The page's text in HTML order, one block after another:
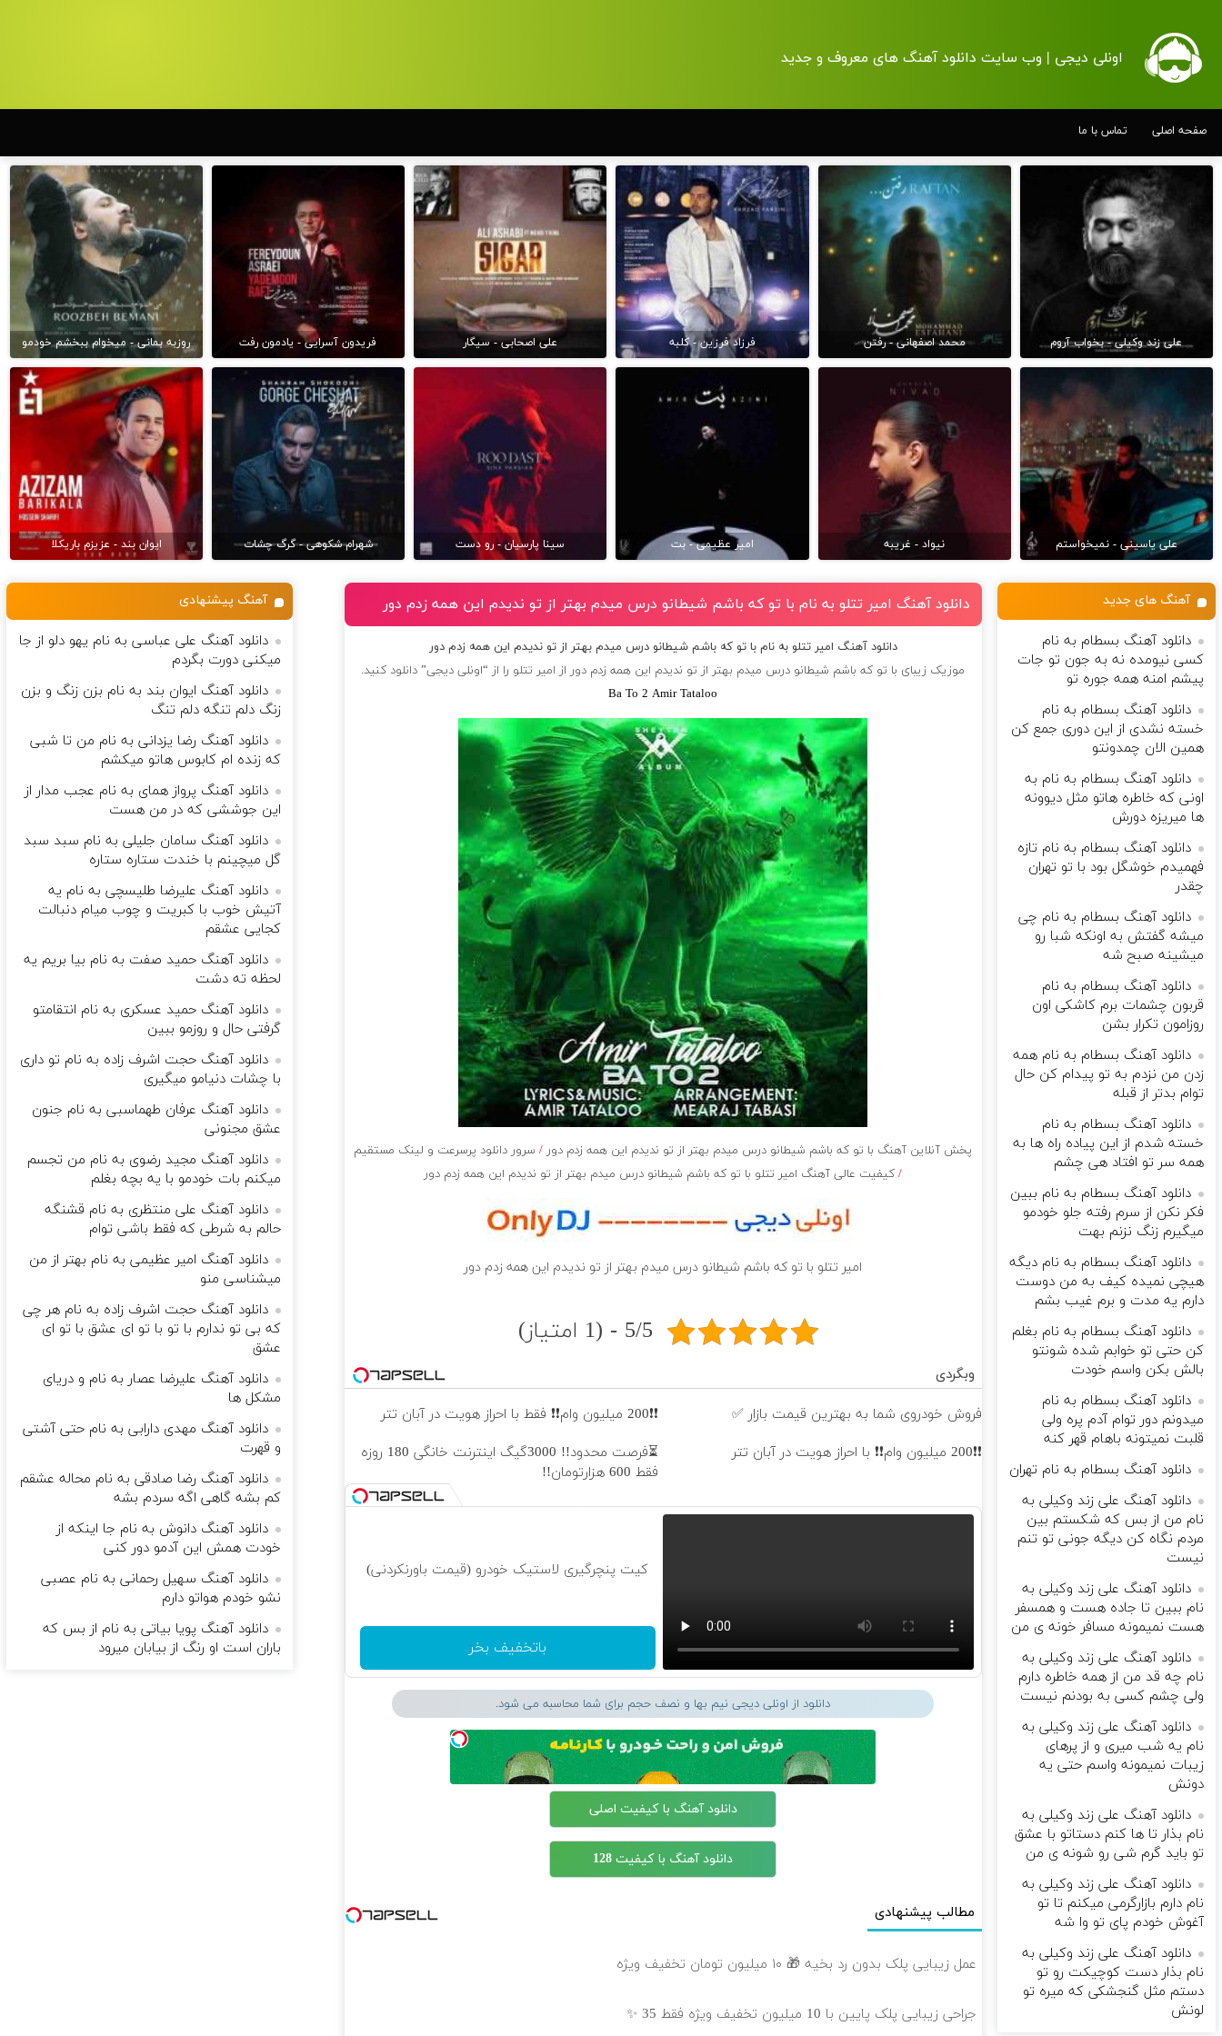
اونلی دیجی | وب سایت دانلود آهنگ های معروف و جدید
صفحه اصلی تماس با ما
علی زند وکیلی - بخواب آروم محمد اصفهانی - رفتن فرزاد فرزین - کلبه علی اصحابی - سیگار فریدون آسرایی - یادمون رفت روزبه بمانی - میخوام ببخشم خودمو
علی یاسینی - نمیخواستم نیواد - غریبه امیر عظیمی - بت سینا پارسیان - رو دست شهرام شکوهی - گرگ چشات ایوان بند - عزیزم باریکلا
دانلود آهنگ امیر تتلو به نام با تو که باشم شیطانو درس میدم بهتر از تو ندیدم این همه زدم دور
دانلود آهنگ امیر تتلو به نام با تو که باشم شیطانو درس میدم بهتر از تو ندیدم این همه زدم دور
موزیک زیبای با تو که باشم شیطانو درس میدم بهتر از تو ندیدم این همه زدم دور از امیر تتلو را از “اونلی دیجی” دانلود کنید.
Ba To 2 Amir Tataloo
پخش آنلاین آهنگ با تو که باشم شیطانو درس میدم بهتر از تو ندیدم این همه زدم دور /سرور دانلود پرسرعت و لینک مستقیم
/کیفیت عالی آهنگ امیر تتلو با تو که باشم شیطانو درس میدم بهتر از تو ندیدم این همه زدم دور
امیر تتلو با تو که باشم شیطانو درس میدم بهتر از تو ندیدم این همه زدم دور
5/5 - (1 امتیاز)
وبگردی
فروش خودروی شما به بهترین قیمت بازار ✅
❗❗200 میلیون وام❗❗ فقط با احراز هویت در آبان تتر
❗❗200 میلیون وام❗❗ با احراز هویت در آبان تتر
⏳فرصت محدود!! 3000گیگ اینترنت خانگی 180 روزه
فقط 600 هزارتومان!!
کیت پنچرگیری لاستیک خودرو (قیمت باورنکردنی)
باتخفیف بخر
دانلود از اونلی دیجی نیم بها و نصف حجم برای شما محاسبه می شود.
دانلود آهنگ با کیفیت اصلی
دانلود آهنگ با کیفیت 128
مطالب پیشنهادی
عمل زیبایی پلک بدون رد بخیه 🎁 ۱۰ میلیون تومان تخفیف ویژه
جراحی زیبایی پلک پایین با 10 میلیون تخفیف ویژه فقط 35 ✨
آهنگ های جدید
دانلود آهنگ بسطام به نام
کسی نیومده نه به جون تو جات
پیشم امنه همه جوره تو
دانلود آهنگ بسطام به نام
خسته نشدی از این دوری جمع کن
همین الان چمدونتو
دانلود آهنگ بسطام به نام به
اونی که خاطره هاتو مثل دیوونه
ها میریزه دورش
دانلود آهنگ بسطام به نام تازه
فهمیدم خوشگل بود با تو تهران
چقدر
دانلود آهنگ بسطام به نام چی
میشه گفتش به اونکه شبا رو
میشینه صبح شه
دانلود آهنگ بسطام به نام
قربون چشمات برم کاشکی اون
روزامون تکرار بشن
دانلود آهنگ بسطام به نام همه
زدن من نزدم به تو پیدام کن حال
توام بدتر از قبله
دانلود آهنگ بسطام به نام
خسته شدم از این پیاده راه ها به
همه سر تو افتاد هی چشم
دانلود آهنگ بسطام به نام ببین
فکر نکن از سرم رفته جلو خودمو
میگیرم زنگ نزنم بهت
دانلود آهنگ بسطام به نام دیگه
هیچی نمیده کیف به من دوست
دارم یه مدت و برم غیب بشم
دانلود آهنگ بسطام به نام بغلم
کن حتی تو خوابم شده شونتو
بالش بکن واسم خودت
دانلود آهنگ بسطام به نام
میدونم دور توام آدم پره ولی
قلبت نمیتونه باهام قهر کنه
دانلود آهنگ بسطام به نام تهران
دانلود آهنگ علی زند وکیلی به
نام من از بس كه شكستم بین
مردم نگاه كن دیگه جونى تو تنم
نیست
دانلود آهنگ علی زند وکیلی به
نام ببین تا جاده هست و همسفر
هست نمیمونه مسافر خونه ی من
دانلود آهنگ علی زند وکیلی به
نام چه قد من از همه خاطره دارم
ولی چشم كسی به بودنم نیست
دانلود آهنگ علی زند وکیلی به
نام یه شب میرى و از پرهای
زيبات نمیمونه واسم حتی یه
دونش
دانلود آهنگ علی زند وکیلی به
نام بذار تا ها كنم دستاتو با عشق
تو باید گرم شی رو شونه ى من
دانلود آهنگ علی زند وکیلی به
نام دارم بازارگرمی میكنم تا تو
آغوش خودم پای تو وا شه
دانلود آهنگ علی زند وکیلی به
نام بذار دست كوچیكت رو تو
دستم مثل گنجشكی كه میره تو
لونش
آهنگ پیشنهادی
دانلود آهنگ علی عباسی به نام یهو دلو از جا
میکنی دورت بگردم
دانلود آهنگ ایوان بند به نام ﺑﺰن زﻧﮓ و ﺑﺰن
زﻧﮓ دﻟﻢ ﺗﻨﮕﻪ دﻟﻢ ﺗﻨﮓ
دانلود آهنگ رضا یزدانی به نام من تا شبی
که زنده ام کابوس هاتو میکشم
دانلود آهنگ پرواز همای به نام عجب مدار از
این جوششی که در من هست
دانلود آهنگ سامان جلیلی به نام سبد سبد
گل میچینم با خندت ستاره ستاره
دانلود آهنگ علیرضا طلیسچی به نام یه
آتیش خوب با کبریت و چوب میام دنبالت
کجایی عشقم
دانلود آهنگ حمید صفت به نام بیا بریم یه
لحظه ته دشت
دانلود آهنگ حمید عسکری به نام انتقامتو
گرفتی حال و روزمو ببین
دانلود آهنگ حجت اشرف زاده به نام تو داری
با چشات دنیامو میگیری
دانلود آهنگ عرفان طهماسبی به نام جنون
عشق مجنونی
دانلود آهنگ مجید رضوی به نام من تجسم
میکنم بات خودمو با یه بچه بغلم
دانلود آهنگ علی منتظری به نام قشنگه
حالم به شرطی که فقط باشی توام
دانلود آهنگ امیر عظیمی به نام بهتر از من
میشناسی منو
دانلود آهنگ حجت اشرف زاده به نام هر چی
که بی تو ندارم با تو با تو ای عشق با تو ای
عشق
دانلود آهنگ علیرضا عصار به نام و دریای
مشکل ها
دانلود آهنگ مهدی دارابی به نام حتی آشتی
و قهرت
دانلود آهنگ رضا صادقی به نام محاله عشقم
كم بشه گاهی اگه سردم بشه
دانلود آهنگ دانوش به نام جا اینکه از
خودت همش این آدمو دور کنی
دانلود آهنگ سهیل رحمانی به نام عصبی
نشو خودم هواتو دارم
دانلود آهنگ پویا بیاتی به نام از بس که
باران است او رنگ از بیابان میرود